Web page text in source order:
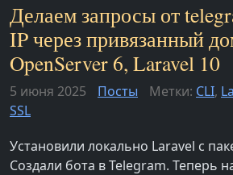
Делаем запросы от
IP через привязанный
OpenServer 6, Laravel 10
5 июня 2025 Посты Метки: CLI,
SSL
Установили локально Laravel с
Создали бота в Telegram. Теперь